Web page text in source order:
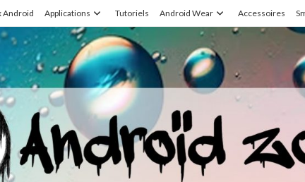
Android Applications Tutoriels Android Wear Accessoires